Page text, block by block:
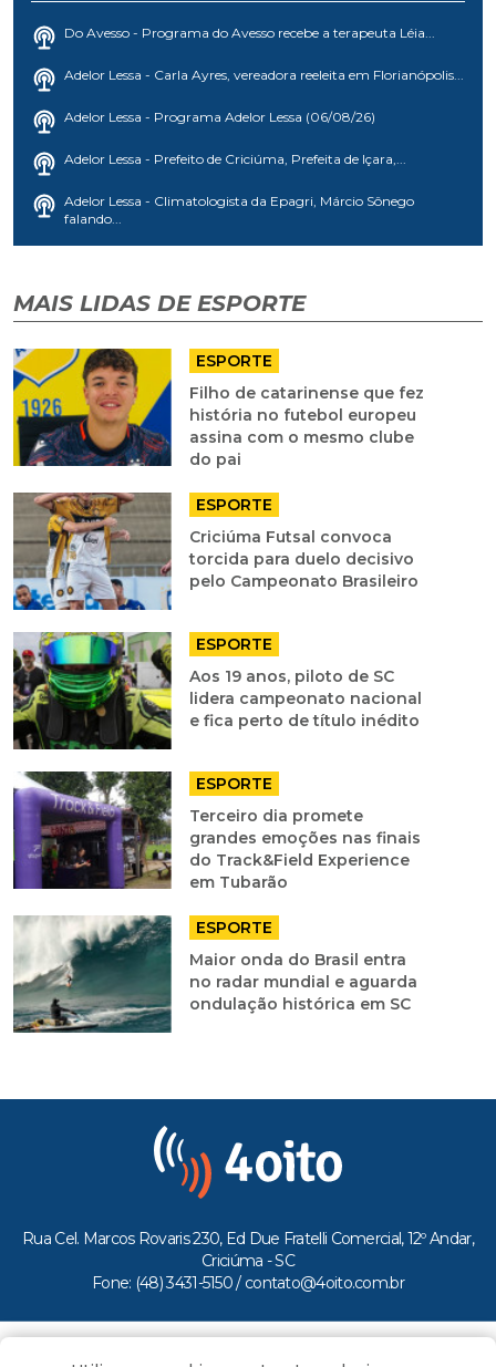
Do Avesso - Programa do Avesso recebe a terapeuta Léia...
Adelor Lessa - Carla Ayres, vereadora reeleita em Florianópolis...
Adelor Lessa - Programa Adelor Lessa (06/08/26)
Adelor Lessa - Prefeito de Criciúma, Prefeita de Içara,...
Adelor Lessa - Climatologista da Epagri, Márcio Sônego
falando...
MAIS LIDAS DE ESPORTE
ESPORTE
Filho de catarinense que fez
história no futebol europeu
assina com o mesmo clube
do pai
ESPORTE
Criciúma Futsal convoca
torcida para duelo decisivo
pelo Campeonato Brasileiro
ESPORTE
Aos 19 anos, piloto de SC
lidera campeonato nacional
e fica perto de título inédito
ESPORTE
Terceiro dia promete
grandes emoções nas finais
do Track&Field Experience
em Tubarão
ESPORTE
Maior onda do Brasil entra
no radar mundial e aguarda
ondulação histórica em SC
Rua Cel. Marcos Rovaris 230, Ed Due Fratelli Comercial, 12º Andar,
Criciúma - SC
Fone: (48) 3431-5150 / contato@4oito.com.br